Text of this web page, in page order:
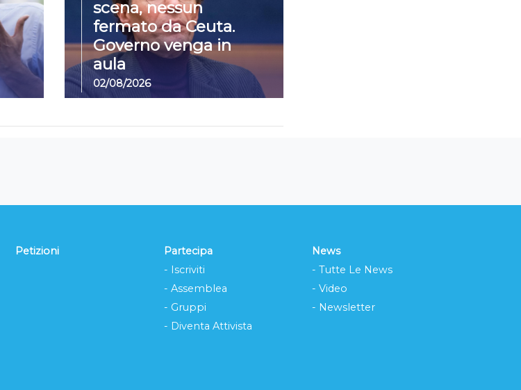
scena, nessun
fermato da Ceuta.
Governo venga in
aula
02/08/2026
Petizioni
Partecipa
- Iscriviti
- Assemblea
- Gruppi
- Diventa Attivista
News
- Tutte Le News
- Video
- Newsletter